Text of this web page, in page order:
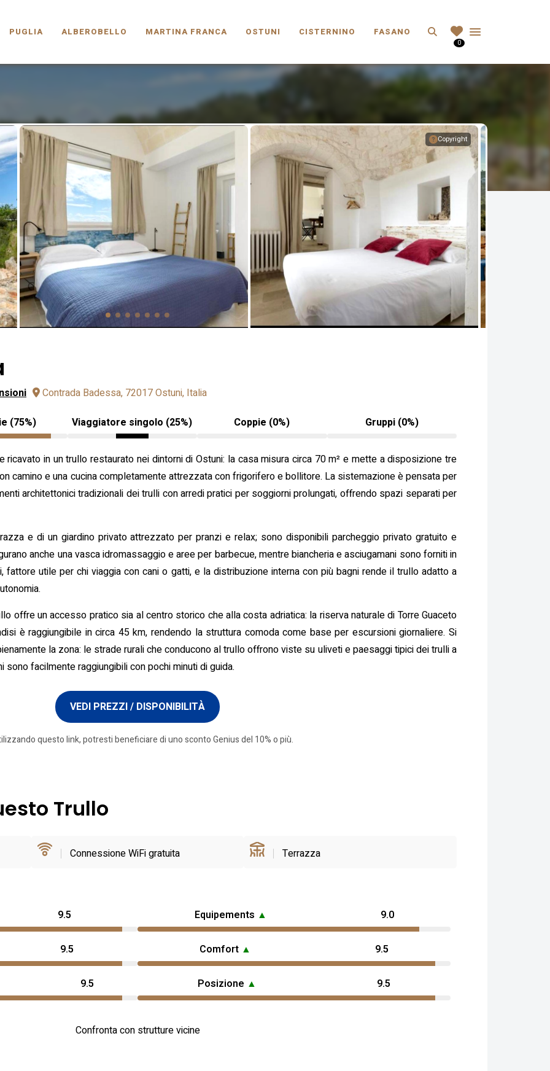
PUGLIA ALBEROBELLO MARTINA FRANCA OSTUNI CISTERNINO FASANO Search
0
Copyright
Contrada Badessa, 72017 Ostuni, Italia
(75%)
Viaggiatore singolo (25%) Coppie (0%) Gruppi (0%)
ricavato in un trullo restaurato nei dintorni di Ostuni: la casa misura circa 70 m² e mette a disposizione tre
camino e una cucina completamente attrezzata con frigorifero e bollitore. La sistemazione è pensata per
architettonici tradizionali dei trulli con arredi pratici per soggiorni prolungati, offrendo spazi separati per
e di un giardino privato attrezzato per pranzi e relax; sono disponibili parcheggio privato gratuito e
anche una vasca idromassaggio e aree per barbecue, mentre biancheria e asciugamani sono forniti in
fattore utile per chi viaggia con cani o gatti, e la distribuzione interna con più bagni rende il trullo adatto a
offre un accesso pratico sia al centro storico che alla costa adriatica: la riserva naturale di Torre Guaceto
è raggiungibile in circa 45 km, rendendo la struttura comoda come base per escursioni giornaliere. Si
la zona: le strade rurali che conducono al trullo offrono viste su uliveti e paesaggi tipici dei trulli a
facilmente raggiungibili con pochi minuti di guida.
VEDI PREZZI / DISPONIBILITÀ
questo link, potresti beneficiare di uno sconto Genius del 10% o più.
Trullo
Connessione WiFi gratuita Terrazza
9.5 Equipements ▲ 9.0
9.5 Comfort ▲ 9.5
9.5 Posizione ▲ 9.5
Confronta con strutture vicine